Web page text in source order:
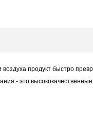
воздуха продукт быстро
- это